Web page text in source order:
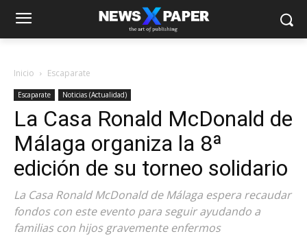
Inicio Escaparate
Escaparate Noticias (Actualidad)
La Casa Ronald McDonald de
Málaga organiza la 8ª
edición de su torneo solidario
La Casa Ronald McDonald de Málaga espera recaudar
fondos con este evento para seguir ayudando a
familias con hijos gravemente enfermos